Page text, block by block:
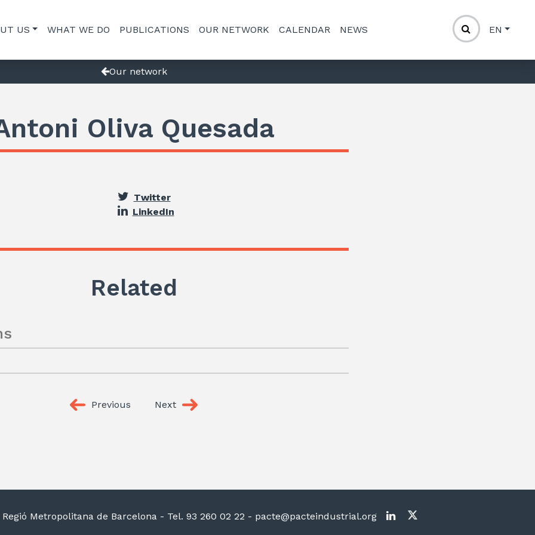
US WHAT WE DO PUBLICATIONS OUR NETWORK CALENDAR NEWS EN
Our network
Oliva Quesada
Twitter
LinkedIn
Related
Previous Next
Metropolitana de Barcelona - Tel. 93 260 02 22 - pacte@pacteindustrial.org